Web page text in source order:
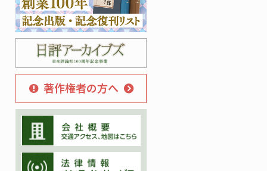
著作権者の方へ